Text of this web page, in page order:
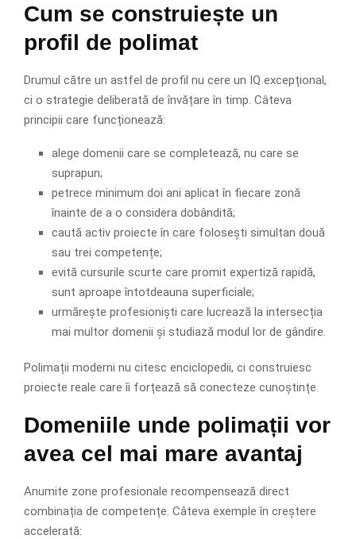
Cum se construiește un
profil de polimat
Drumul către un astfel de profil nu cere un IQ excepțional,
ci o strategie deliberată de învățare în timp. Câteva
principii care funcționează:
alege domenii care se completează, nu care se
suprapun;
petrece minimum doi ani aplicat în fiecare zonă
înainte de a o considera dobândită;
caută activ proiecte în care folosești simultan două
sau trei competențe;
evită cursurile scurte care promit expertiză rapidă,
sunt aproape întotdeauna superficiale;
urmărește profesioniști care lucrează la intersecția
mai multor domenii și studiază modul lor de gândire.
Polimații moderni nu citesc enciclopedii, ci construiesc
proiecte reale care îi forțează să conecteze cunoștințe.
Domeniile unde polimații vor
avea cel mai mare avantaj
Anumite zone profesionale recompensează direct
combinația de competențe. Câteva exemple în creștere
accelerată: